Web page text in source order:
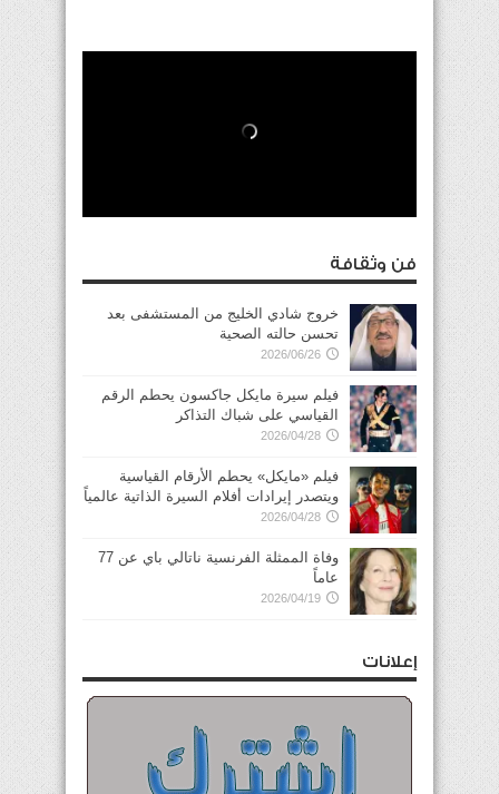
فن وثقافة
خروج شادي الخليج من المستشفى بعد
تحسن حالته الصحية
2026/06/26
فيلم سيرة مايكل جاكسون يحطم الرقم
القياسي على شباك التذاكر
2026/04/28
فيلم «مايكل» يحطم الأرقام القياسية
ويتصدر إيرادات أفلام السيرة الذاتية عالمياً
2026/04/28
وفاة الممثلة الفرنسية ناتالي باي عن 77
عاماً
2026/04/19
إعلانات